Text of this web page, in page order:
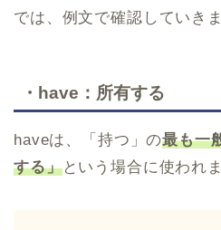
では、例文で確認していき
・have：所有する
haveは、「持つ」の最も一
する」という場合に使われま